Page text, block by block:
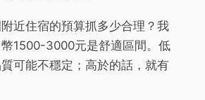
近住宿的預算抓多少合理？我
1500-3000元是舒適區間。低
可能不穩定；高於的話，就有